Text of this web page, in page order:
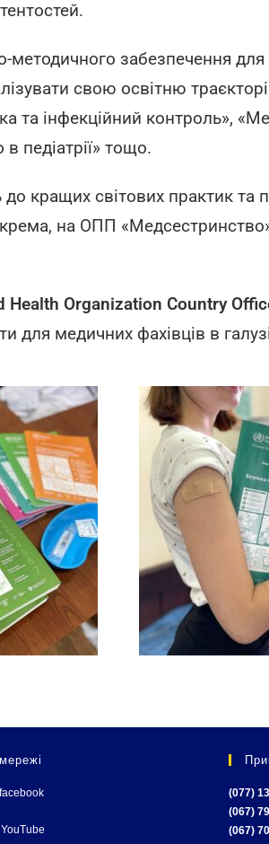
забезпечення
свою освітню
та інфекційний контроль»,
педіатрії» тощо.
світових практик та
на ОПП «Медсестринство»
Health Organization Country
для медичних фахівців в
(077)
(067)
(067)